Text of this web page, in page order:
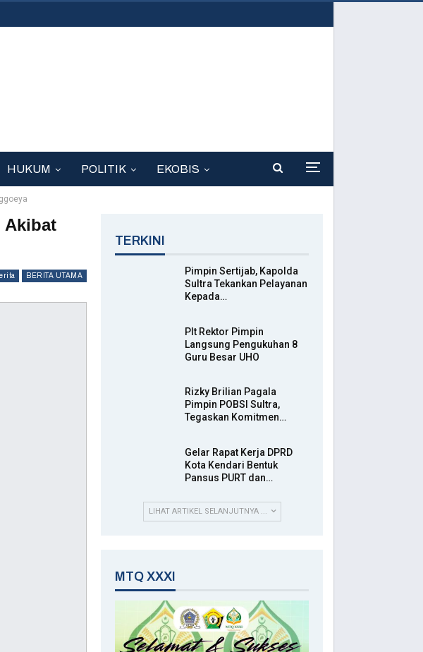
HUKUM POLITIK EKOBIS
Akibat
BERITA UTAMA
TERKINI
Pimpin Sertijab, Kapolda
Sultra Tekankan Pelayanan
Kepada…
Plt Rektor Pimpin
Langsung Pengukuhan 8
Guru Besar UHO
Rizky Brilian Pagala
Pimpin POBSI Sultra,
Tegaskan Komitmen…
Gelar Rapat Kerja DPRD
Kota Kendari Bentuk
Pansus PURT dan…
LIHAT ARTIKEL SELANJUTNYA ...
MTQ XXXI